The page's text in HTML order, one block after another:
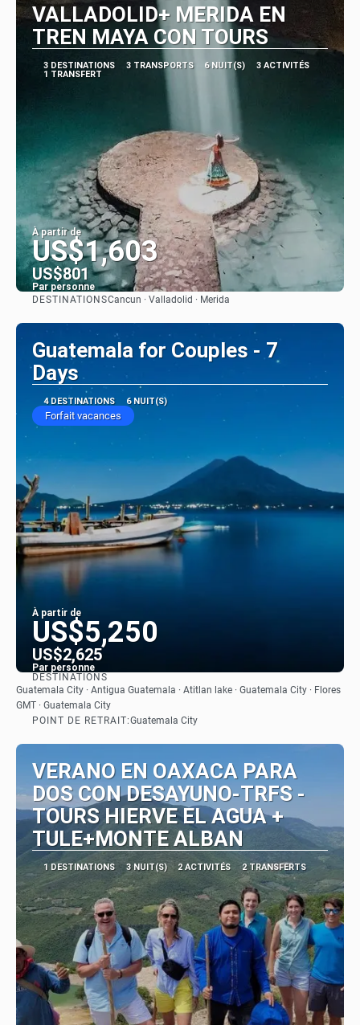
VALLADOLID+ MERIDA EN
TREN MAYA CON TOURS
3 DESTINATIONS 3 TRANSPORTS 6 NUIT(S)
3 ACTIVITÉS
1 TRANSFERT
À partir de
US$1,603
US$801
Par personne
DESTINATIONSCancun · Valladolid · Merida
Guatemala for Couples - 7
Days
4 DESTINATIONS 6 NUIT(S)
Forfait vacances
À partir de
US$5,250
US$2,625
Par personne
Afficher
DESTINATIONS
Guatemala City · Antigua Guatemala · Atitlan lake · Guatemala City · Flores
GMT · Guatemala City
POINT DE RETRAIT:Guatemala City
VERANO EN OAXACA PARA
DOS CON DESAYUNO-TRFS -
TOURS HIERVE EL AGUA +
TULE+MONTE ALBAN
1 DESTINATIONS 3 NUIT(S) 2 ACTIVITÉS 2 TRANSFERTS